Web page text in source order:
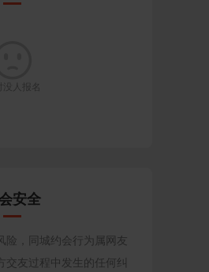
没人报名
安全
，同城约会行为属网友
交友过程中发生的任何纠